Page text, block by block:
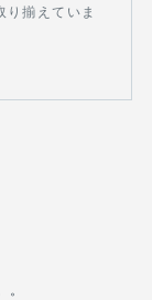
揃えていま